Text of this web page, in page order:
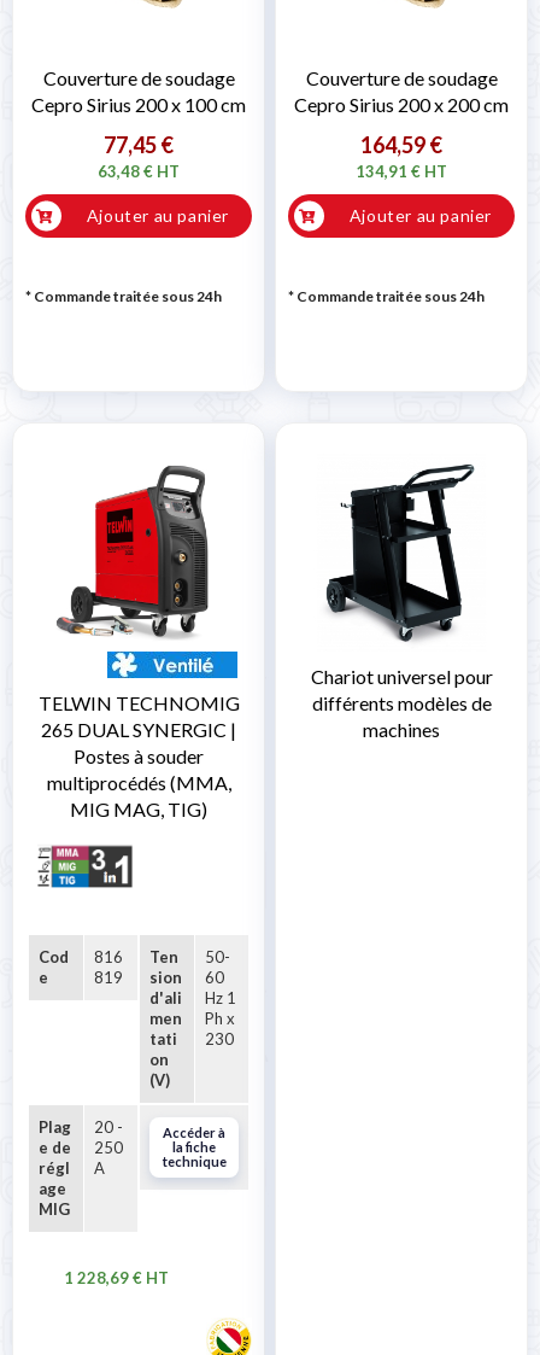
Couverture de soudage
Cepro Sirius 200 x 100 cm
77,45 €
63,48 € HT
Ajouter au panier
* Commande traitée sous 24h
Couverture de soudage
Cepro Sirius 200 x 200 cm
164,59 €
134,91 € HT
Ajouter au panier
* Commande traitée sous 24h
TELWIN TECHNOMIG
265 DUAL SYNERGIC |
Postes à souder
multiprocédés (MMA,
MIG MAG, TIG)
Cod
e
816
819
Ten
sion
d'ali
men
tati
on
(V)
50-
60
Hz 1
Ph x
230
Plag
e de
régl
age
MIG
20 -
250
A
Accéder à
la fiche
technique
1 228,69 € HT
Chariot universel pour
différents modèles de
machines